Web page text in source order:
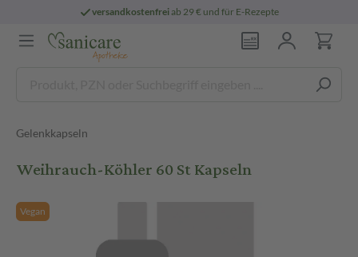
versandkostenfreiab 29 € und für E-Rezepte
Gelenkkapseln
Weihrauch-Köhler 60 St Kapseln
Vegan